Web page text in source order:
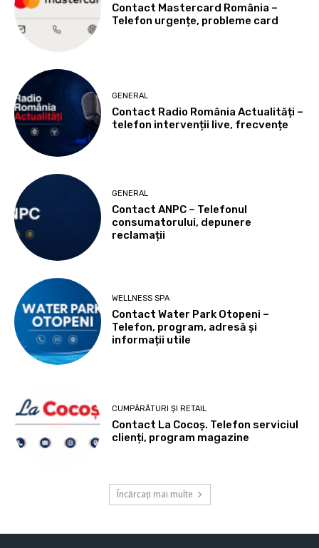
Contact Mastercard România –
Telefon urgențe, probleme card
GENERAL
Contact Radio România Actualități –
telefon intervenții live, frecvențe
GENERAL
Contact ANPC – Telefonul
consumatorului, depunere
reclamații
WELLNESS SPA
Contact Water Park Otopeni –
Telefon, program, adresă și
informații utile
CUMPĂRĂTURI ȘI RETAIL
Contact La Cocoș. Telefon serviciul
clienți, program magazine
Încărcați mai multe